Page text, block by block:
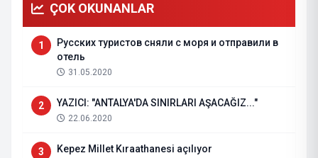
ÇOK OKUNANLAR
1
Русских туристов сняли с моря и отправили в
отель
31.05.2020
2 YAZICI: "ANTALYA'DA SINIRLARI AŞACAĞIZ..."
22.06.2020
3 Kepez Millet Kıraathanesi açılıyor